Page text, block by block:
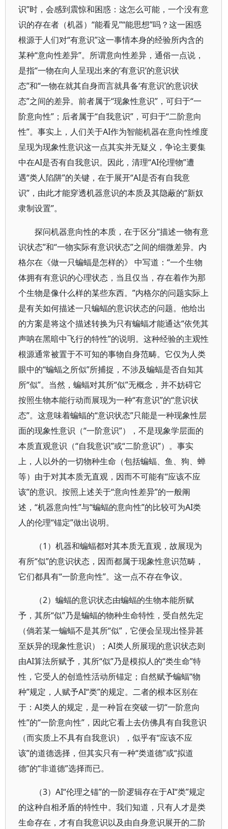
识”时，会感到震惊和困惑：这怎么可能，一个没有意
识的存在者（机器）“能看见”“能思想”吗？这一困惑
根源于人们对“有意识”这一事情本身的经验所内含的
某种“意向性差异”。所谓意向性差异，通俗一点说，
是指“一物在向人呈现出来的‘有意识’的意识状
态”和“一物在就其自身而言就具备‘有意识’的意识状
态”之间的差异。前者属于“现象性意识”，可归于“一
阶意向性”；后者属于“自我意识”，可归于“二阶意向
性”。事实上，人们关于AI作为智能机器在意向性维度
呈现为现象性意识这一点其实并无疑义，争论主要集
中在AI是否有自我意识。因此，清理“AI伦理物”遭
遇“类人陷阱”的关键，在于展开“AI是否有自我意
识”，由此才能穿透机器意识的本质及其隐蔽的“新奴
隶制设置”。
探问机器意向性的本质，在于区分“描述一物有意
识状态”和“一物实际有意识状态”之间的细微差异。内
格尔在《做一只蝙蝠是怎样的》 中写道：“一个生物
体拥有有意识的心理状态，当且仅当，存在着作为那
个生物是像什么样的某些东西。”内格尔的问题实际上
是有关如何描述一只蝙蝠的意识状态的问题。他给出
的方案是将这个描述转换为只有蝙蝠才能通达“依凭其
声呐在黑暗中飞行的特性”的说明。这种经验的主观性
根源通常被置于不可知的事物自身范畴。它仅为人类
眼中的“蝙蝠之所似”所捕捉，不涉及蝙蝠是否自知其
所“似”。当然，蝙蝠对其所“似”无概念，并不妨碍它
按照生物本能行动而展现为一种“有意识”的“意识状
态”。这意味着蝙蝠的“意识状态”只能是一种现象性层
面的现象性意识（“一阶意识”），不是现象学层面的
本质直观意识（“自我意识”或“二阶意识”）。事实
上，人以外的一切物种生命（包括蝙蝠、鱼、狗、蝉
等）由于对其本质无直观，因而不可能有“应该不应
该”的意识。按照上述关于“意向性差异”的一般阐
述，“机器意向性”与“蝙蝠的意向性”的比较可为AI类
人的伦理“锚定”做出说明。
（1）机器和蝙蝠都对其本质无直观，故展现为
有所“似”的意识状态，因而都属于现象性意识范畴，
它们都具有“一阶意向性”。这一点不存在争议。
（2）蝙蝠的意识状态由蝙蝠的生物本能所赋
予，其所“似”乃是蝙蝠的物种生命特性，受自然先定
（倘若某一蝙蝠不是其所“似”，它便会呈现出怪异甚
至妖异的现象性意识）；AI类人所展现的意识状态则
由AI算法所赋予，其所“似”乃是模拟人的“类生命”特
性，它受人的创造性活动所锚定；自然赋予蝙蝠“物
种”规定，人赋予AI“类”的规定。二者的根本区别在
于：AI类人的规定，是一种旨在突破一切“一阶意向
性”的“一阶意向性”，因此它看上去仿佛具有自我意识
（而实质上不具有自我意识），似乎有“应该不应
该”的道德选择，但其实只有一种“类道德”或“拟道
德”的“非道德”选择而已。
（3）AI“伦理之锚”的一阶逻辑存在于AI“类”规定
的这种自相矛盾的特性中。我们知道，只有人才是类
生命存在，才有自我意识以及由自身意识展开的二阶